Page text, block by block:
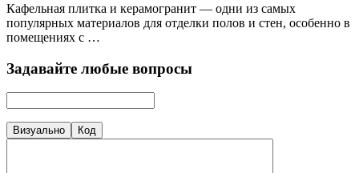
Кафельная плитка и керамогранит — одни из самых
популярных материалов для отделки полов и стен, особенно в
помещениях с …
Задавайте любые вопросы
Визуально Код